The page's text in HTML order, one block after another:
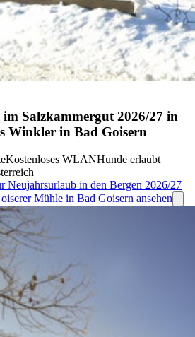
Salzkammergut 2026/27 in
Winkler in Bad Goisern
Kostenloses WLANHunde erlaubt
Neujahrsurlaub in den Bergen 2026/27
Mühle in Bad Goisern ansehen